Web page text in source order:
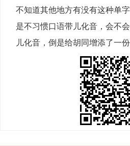
不知道其他地方有没有这种单
是不习惯口语带儿化音，会不
儿化音，倒是给胡同增添了一份